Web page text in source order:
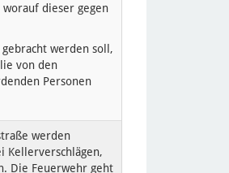
dieser gegen
werden soll,
von den
Personen
werden
Kellerverschlägen,
Die Feuerwehr geht